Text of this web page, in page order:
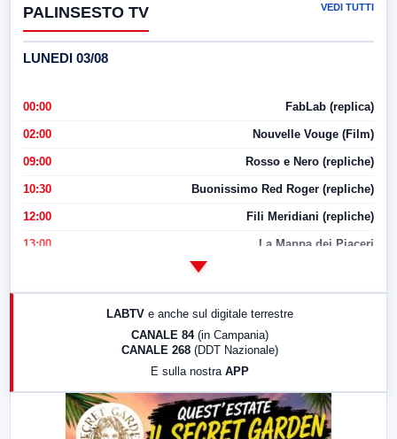
PALINSESTO TV VEDI TUTTI
LUNEDI 03/08
00:00 FabLab (replica)
02:00 Nouvelle Vouge (Film)
09:00 Rosso e Nero (repliche)
10:30 Buonissimo Red Roger (repliche)
12:00 Fili Meridiani (repliche)
13:00 La Mappa dei Piaceri
LabNews (replica)
LABTV e anche sul digitale terrestre
CANALE 84 (in Campania)
CANALE 268 (DDT Nazionale)
E sulla nostra APP